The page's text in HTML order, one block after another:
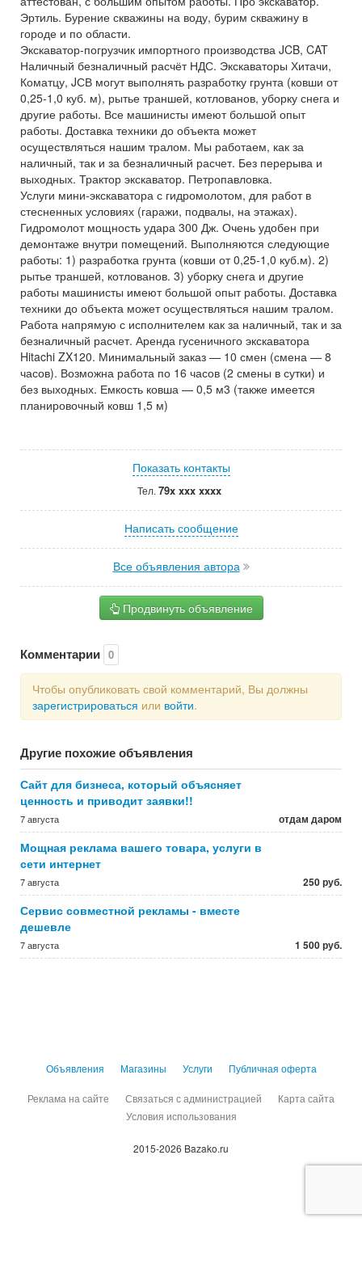
Эртиль. Бурение скважины на воду, бурим скважину в
городе и по области.
Экскаватор-погрузчик импортного производства JCB, CAT
Наличный безналичный расчёт НДС. Экскаваторы Хитачи,
Коматцу, JСВ могут выполнять разработку грунта (ковши от
0,25-1,0 куб. м), рытье траншей, котлованов, уборку снега и
другие работы. Все машинисты имеют большой опыт
работы. Доставка техники до объекта может
осуществляться нашим тралом. Мы работаем, как за
наличный, так и за безналичный расчет. Без перерыва и
выходных. Трактор экскаватор. Петропавловка.
Услуги мини-экскаватора с гидромолотом, для работ в
стесненных условиях (гаражи, подвалы, на этажах).
Гидромолот мощность удара 300 Дж. Очень удобен при
демонтаже внутри помещений. Выполняются следующие
работы: 1) разработка грунта (ковши от 0,25-1,0 куб.м). 2)
рытье траншей, котлованов. 3) уборку снега и другие
работы машинисты имеют большой опыт работы. Доставка
техники до объекта может осуществляться нашим тралом.
Работа напрямую с исполнителем как за наличный, так и за
безналичный расчет. Аренда гусеничного экскаватора
Hitachi ZX120. Минимальный заказ — 10 смен (смена — 8
часов). Возможна работа по 16 часов (2 смены в сутки) и
без выходных. Емкость ковша — 0,5 м3 (также имеется
планировочный ковш 1,5 м)
Показать контакты
Тел. 79x xxx xxxx
Написать сообщение
Все объявления автора
Продвинуть объявление
Комментарии 0
Чтобы опубликовать свой комментарий, Вы должны
зарегистрироваться или войти.
Другие похожие объявления
Сайт для бизнеса, который объясняет
ценность и приводит заявки!!
7 августа отдам даром
Мощная реклама вашего товара, услуги в
сети интернет
7 августа 250 руб.
Сервис совместной рекламы - вместе
дешевле
7 августа 1 500 руб.
Объявления Магазины Услуги Публичная оферта
Реклама на сайте Связаться с администрацией
Карта сайта
Условия использования
2015-2026 Bazako.ru